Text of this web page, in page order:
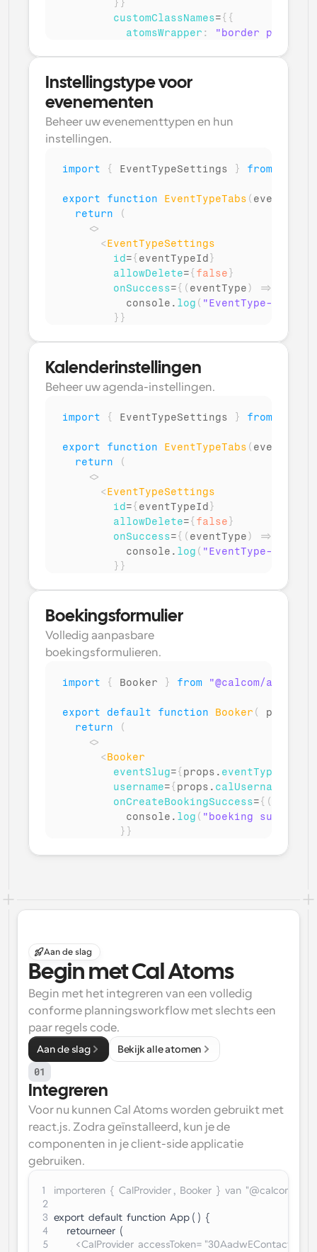
} }
customClassNames={ {
atomsWrapper :
"border p-6
"bg-groen-
/>
>
)
}
Instellingstype voor
evenementen
Beheer uw evenementtypen en hun
instellingen.
import { EventTypeSettings } from
export function EventTypeTabs (
return
(
<>
<EventTypeSettings
id={ eventTypeId }
allowDelete={ false }
onSuccess={ ( eventType ) =>
console . log ( "EventType-
} }
);
Kalenderinstellingen
Beheer uw agenda-instellingen.
import { EventTypeSettings } from
export function EventTypeTabs (
return
(
<>
<EventTypeSettings
id={ eventTypeId }
allowDelete={ false }
onSuccess={ ( eventType ) =>
console . log ( "EventType-
} }
);
Boekingsformulier
Volledig aanpasbare
boekingsformulieren.
import { Booker } from "@calcom/atoms"
export default function Booker ( props
return
(
<>
<Booker
eventSlug={ props . eventTypeSlug
username={ props . calUsername
onCreateBookingSuccess={ (
console . log ( "boeking
} }
Aan de slag
Begin met Cal Atoms
Begin met het integreren van een volledig
conforme planningsworkflow met slechts een
paar regels code.
Aan de slag Bekijk alle atomen
01
Integreren
Voor nu kunnen Cal Atoms worden gebruikt met
react.js. Zodra geïnstalleerd, kun je de
componenten in je client-side applicatie
gebruiken.
1
importeren  {  CalProvider ,  Booker  }  van  "@calcom/
2
3 export  default  function  App ( )  {
4
      retourneer  (
5
<CalProvider  accessToken=